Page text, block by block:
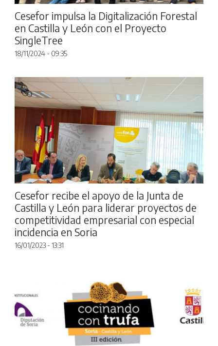
Cesefor impulsa la Digitalización Forestal
en Castilla y León con el Proyecto
SingleTree
18/11/2024 - 09:35
Cesefor recibe el apoyo de la Junta de
Castilla y León para liderar proyectos de
competitividad empresarial con especial
incidencia en Soria
16/01/2023 - 13:31